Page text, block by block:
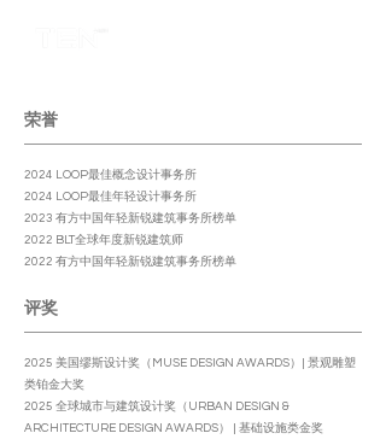
荣誉
​2024 LOOP最佳概念设计事务所​
2024 LOOP最佳年轻设计事务所
2023 有方中国年轻新锐建筑事务所榜单
2022 BLT全球年度新锐建筑师
2022 有方中国年轻新锐建筑事务所榜单
评奖
2025 美国缪斯设计奖（MUSE DESIGN AWARDS）| 景观雕塑
类铂金大奖
2025 全球城市与建筑设计奖（URBAN DESIGN &
ARCHITECTURE DESIGN AWARDS） | 基础设施类金奖